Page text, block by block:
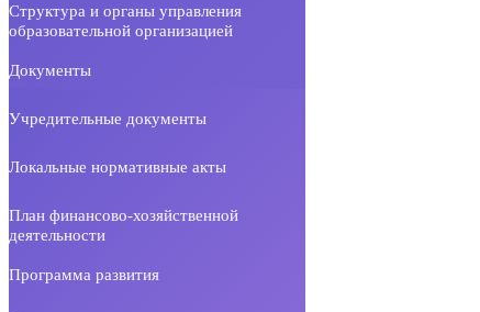
Структура и органы управления
образовательной организацией
Документы
Учредительные документы
Локальные нормативные акты
План финансово-хозяйственной
деятельности
Программа развития